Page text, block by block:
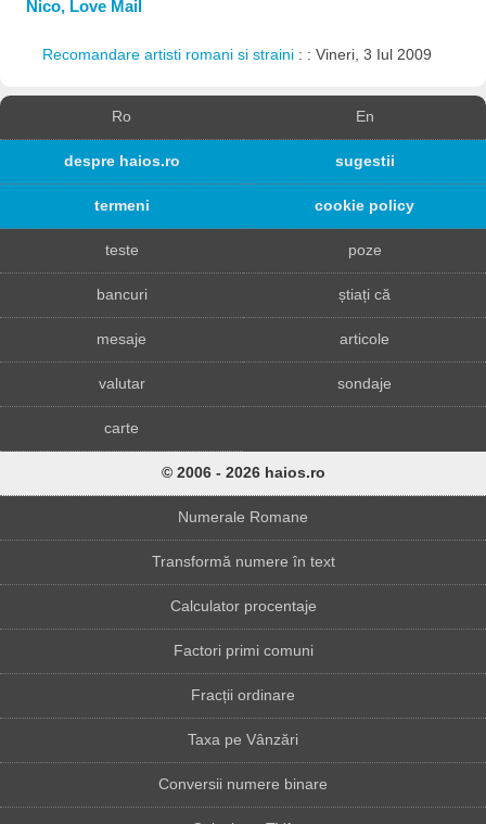
Nico, Love Mail
Recomandare artisti romani si straini : : Vineri, 3 Iul 2009
Ro En
despre haios.ro sugestii
termeni cookie policy
teste poze
bancuri știați că
mesaje articole
valutar sondaje
carte
© 2006 - 2026 haios.ro
Numerale Romane
Transformă numere în text
Calculator procentaje
Factori primi comuni
Fracții ordinare
Taxa pe Vânzări
Conversii numere binare